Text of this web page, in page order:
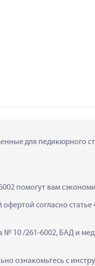
для педикюрного
помогут вам
согласно статье
№ 10 /261-6002, БАД и
ознакомьтесь с